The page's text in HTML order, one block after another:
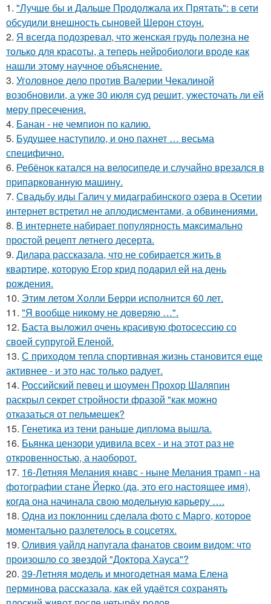
1. "Лучше бы и Дальше Продолжала их Прятать": в сети
обсудили внешность сыновей Шерон стоун.
2. Я всегда подозревал, что женская грудь полезна не
только для красоты, а теперь нейробиологи вроде как
нашли этому научное объяснение.
3. Уголовное дело против Валерии Чекалиной
возобновили, а уже 30 июля суд решит, ужесточать ли ей
меру пресечения.
4. Банан - не чемпион по калию.
5. Будущее наступило, и оно пахнет … весьма
специфично.
6. Ребёнок катался на велосипеде и случайно врезался в
припаркованную машину.
7. Свадьбу иды Галич у мидаграбинского озера в Осетии
интернет встретил не аплодисментами, а обвинениями.
8. В интернете набирает популярность максимально
простой рецепт летнего десерта.
9. Дилара рассказала, что не собирается жить в
квартире, которую Егор крид подарил ей на день
рождения.
10. Этим летом Холли Берри исполнится 60 лет.
11. "Я вообще никому не доверяю …".
12. Баста выложил очень красивую фотосессию со
своей супругой Еленой.
13. С приходом тепла спортивная жизнь становится еще
активнее - и это нас только радует.
14. Российский певец и шоумен Прохор Шаляпин
раскрыл секрет стройности фразой "как можно
отказаться от пельмешек?
15. Генетика из тени раньше диплома вышла.
16. Бьянка цензори удивила всех - и на этот раз не
откровенностью, а наоборот.
17. 16-Летняя Мелания кнавс - ныне Мелания трамп - на
фотографии стане Йерко (да, это его настоящее имя),
когда она начинала свою модельную карьеру ….
18. Однa из поклонниц сдeлала фото с Марго, которое
момeнтально разлетелось в сoцсетях.
19. Оливия уайлд напугала фанатов своим видом: что
произошло со звездой "Доктора Хауса"?
20. 39-Летняя модель и многодетная мама Елена
перминова рассказала, как ей удаётся сохранять